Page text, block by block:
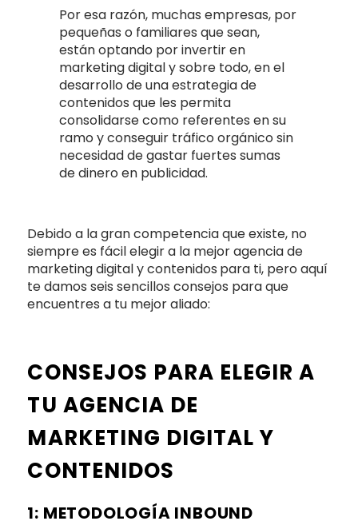
Por esa razón, muchas empresas, por
pequeñas o familiares que sean,
están optando por invertir en
marketing digital y sobre todo, en el
desarrollo de una estrategia de
contenidos que les permita
consolidarse como referentes en su
ramo y conseguir tráfico orgánico sin
necesidad de gastar fuertes sumas
de dinero en publicidad.
Debido a la gran competencia que existe, no
siempre es fácil elegir a la mejoragencia de
marketing digital y contenidos para ti, pero aquí
te damos seis sencillos consejos para que
encuentres a tu mejor aliado:
CONSEJOS PARA ELEGIR A
TU AGENCIA DE
MARKETING DIGITAL Y
CONTENIDOS
1: METODOLOGÍA INBOUND